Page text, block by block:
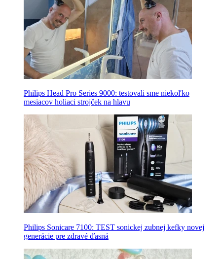
Philips Head Pro Series 9000: testovali sme niekoľko
mesiacov holiaci strojček na hlavu
Philips Sonicare 7100: TEST sonickej zubnej kefky novej
generácie pre zdravé ďasná